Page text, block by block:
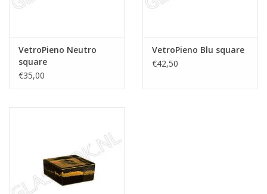
VetroPieno Neutro
square
€35,00
VetroPieno Blu square
€42,50